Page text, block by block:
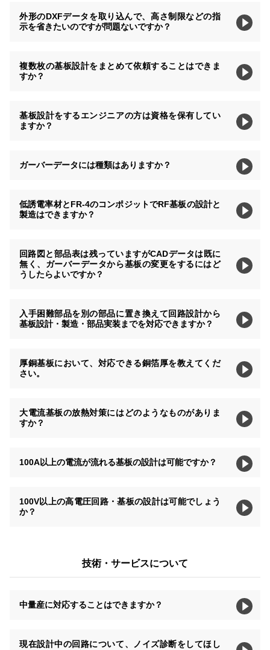
外形のDXFデータを取り込んで、高さ制限などの指
示を省きたいのですが問題ないですか？
複数枚の基板設計をまとめて依頼することはできま
すか？
基板設計をするエンジニアの方は資格を保有してい
ますか？
ガーバーデータには種類はありますか？
低誘電率材とFR-4のコンポジットでRF基板の設計と
製造はできますか？
回路図と部品表は残っていますがCADデータは既に
無く、ガーバーデータから基板の変更をするにはど
うしたらよいですか？
入手困難部品を別の部品に置き換えて回路設計から
基板設計・製造・部品実装までを対応できますか？
厚銅基板において、対応できる銅箔厚を教えてくだ
さい。
大電流基板の放熱対策にはどのようなものがありま
すか？
100A以上の電流が流れる基板の設計は可能ですか？
100V以上の高電圧回路・基板の設計は可能でしょう
か？
技術・サービスについて
中量産に対応することはできますか？
現在設計中の回路について、ノイズ診断をしてほし